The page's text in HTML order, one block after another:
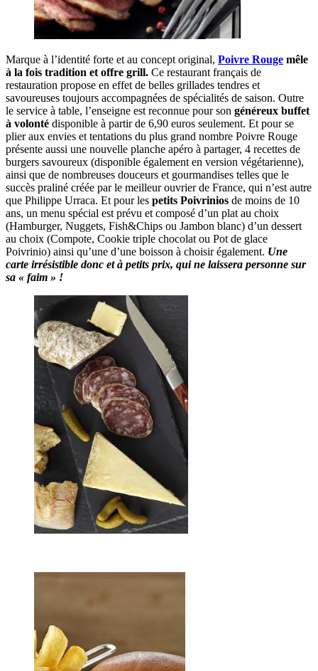
Marque à l’identité forte et au concept original, Poivre Rouge mêle
à la fois tradition et offre grill. Ce restaurant français de
restauration propose en effet de belles grillades tendres et
savoureuses toujours accompagnées de spécialités de saison. Outre
le service à table, l’enseigne est reconnue pour son généreux buffet
à volonté disponible à partir de 6,90 euros seulement. Et pour se
plier aux envies et tentations du plus grand nombre Poivre Rouge
présente aussi une nouvelle planche apéro à partager, 4 recettes de
burgers savoureux (disponible également en version végétarienne),
ainsi que de nombreuses douceurs et gourmandises telles que le
succès praliné créée par le meilleur ouvrier de France, qui n’est autre
que Philippe Urraca. Et pour les petits Poivrinios de moins de 10
ans, un menu spécial est prévu et composé d’un plat au choix
(Hamburger, Nuggets, Fish&Chips ou Jambon blanc) d’un dessert
au choix (Compote, Cookie triple chocolat ou Pot de glace
Poivrinio) ainsi qu’une d’une boisson à choisir également. Une
carte irrésistible donc et à petits prix, qui ne laissera personne sur
sa « faim » !